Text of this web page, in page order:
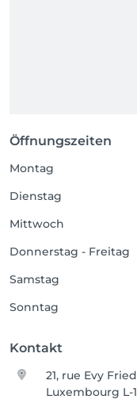
Öffnungszeiten
Montag
Dienstag
Mittwoch
Donnerstag - Freitag
Samstag
Sonntag
Kontakt
21, rue Evy
Luxembourg L-